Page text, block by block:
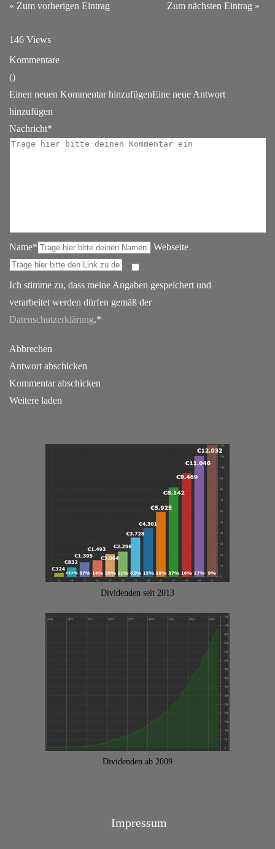
« Zum vorherigen Eintrag Zum nächsten Eintrag »
146 Views
Kommentare
()
Einen neuen Kommentar hinzufügenEine neue Antwort
hinzufügen
Nachricht*
Name* Webseite
Ich stimme zu, dass meine Angaben gespeichert und
verarbeitet werden dürfen gemäß der
Datenschutzerklärung.*
Abbrechen
Antwort abschicken
Kommentar abschicken
Weitere laden
Dividenden seit 2013
Dividenden ab 2009
Impressum